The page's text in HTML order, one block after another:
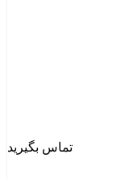
تماس بگیرید